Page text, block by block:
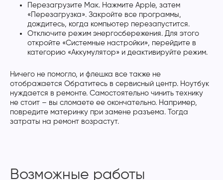
Перезагрузите Мак. Нажмите Apple, затем
«Перезагрузка». Закройте все программы,
дождитесь, когда компьютер перезапустится.
Отключите режим энергосбережения. Для этого
откройте «Системные настройки», перейдите в
категорию «Аккумулятор» и деактивируйте режим.
Ничего не помогло, и флешка все также не
отображается Обратитесь в сервисный центр. Ноутбук
нуждается в ремонте. Самостоятельно чинить технику
не стоит – вы сломаете ее окончательно. Например,
повредите материнку при замене разъема. Тогда
затраты на ремонт возрастут.
Возможные работы